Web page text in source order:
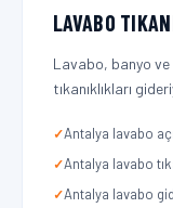
LAVABO
Lavabo, banyo ve
tıkanıklıkları
Antalya lavabo
Antalya lavabo
Antalya lavabo